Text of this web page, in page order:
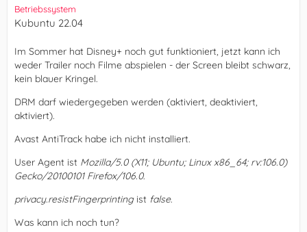
Betriebssystem
Kubuntu 22.04
Im Sommer hat Disney+ noch gut funktioniert, jetzt kann ich
weder Trailer noch Filme abspielen - der Screen bleibt schwarz,
kein blauer Kringel.
DRM darf wiedergegeben werden (aktiviert, deaktiviert,
aktiviert).
Avast AntiTrack habe ich nicht installiert.
User Agent ist Mozilla/5.0 (X11; Ubuntu; Linux x86_64; rv:106.0)
Gecko/20100101 Firefox/106.0.
privacy.resistFingerprintingist false.
Was kann ich noch tun?